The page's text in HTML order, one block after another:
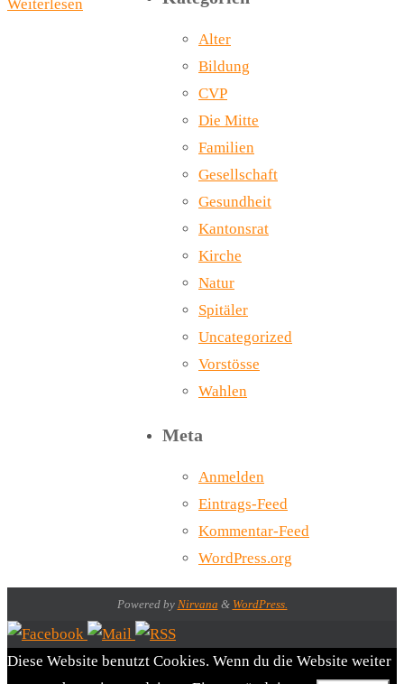
Weiterlesen
Alter
Bildung
CVP
Die Mitte
Familien
Gesellschaft
Gesundheit
Kantonsrat
Kirche
Natur
Spitäler
Uncategorized
Vorstösse
Wahlen
Meta
Anmelden
Eintrags-Feed
Kommentar-Feed
WordPress.org
Powered by Nirvana & WordPress.
Diese Website benutzt Cookies. Wenn du die Website weiter